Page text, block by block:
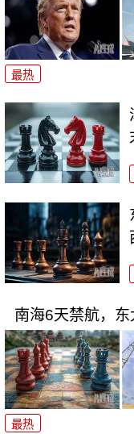
最热
南海6天禁航，东
最热